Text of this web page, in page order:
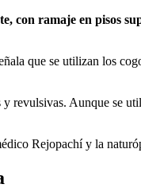
con ramaje en pisos
que se utilizan los
revulsivas. Aunque se
Rejopachí y la